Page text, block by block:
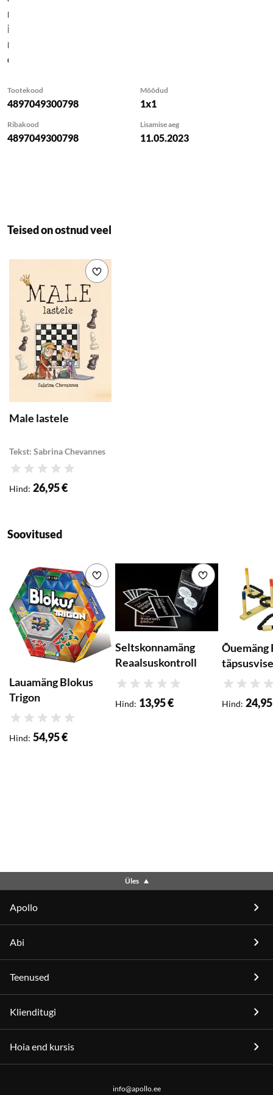
m
i
n
o
Tootekood
4897049300798
Mõõdud
1x1
Ribakood
4897049300798
Lisamise aeg
11.05.2023
Teised on ostnud veel
Male lastele
Tekst: Sabrina Chevannes
Hinnang
Hind: 26,95 €
Lisa soovikorvi
Soovitused
Lauamäng Blokus
Trigon
Hinnang
Hind: 54,95 €
Lisa soovikorvi
Seltskonnamäng
Reaalsuskontroll
Hinnang
Hind: 13,95 €
Lisa soovikorvi
Õuemäng
täpsusvise
Hinnang
Hind:
Üles
Apollo
Abi
Teenused
Klienditugi
Hoia end kursis
info@apollo.ee